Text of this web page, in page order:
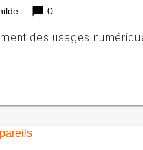
chat_bubble 0
des usages